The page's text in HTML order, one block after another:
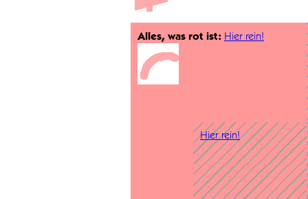
Alles, was rot ist: Hier rein!
Hier rein!